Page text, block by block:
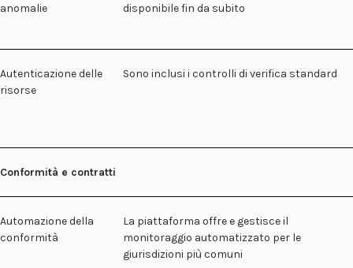
anomalie
disponibile fin da subito
Autenticazione delle
risorse
Sono inclusi i controlli di verifica standard
Conformità e contratti
Automazione della
conformità
La piattaforma offre e gestisce il
monitoraggio automatizzato per le
giurisdizioni più comuni